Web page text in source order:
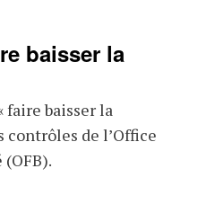
baisser la
faire baisser la
contrôles de l’Office